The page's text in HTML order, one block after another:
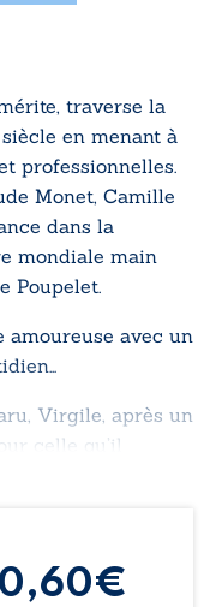
traverse la
en menant à
professionnelles.
Monet, Camille
dans la
mondiale main
Poupelet.
avec un
Virgile, après un
celle qu’il
dernier se lance
€